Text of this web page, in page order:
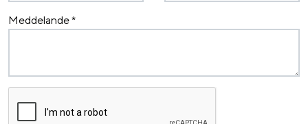
Meddelande*